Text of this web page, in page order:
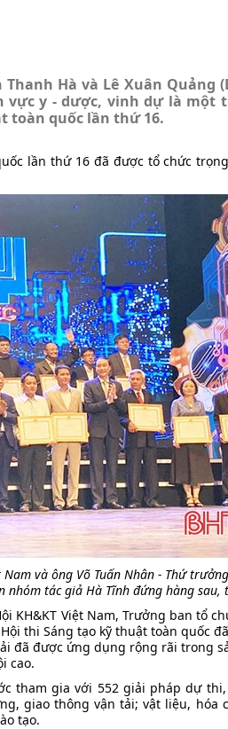
Hà và Lê Xuân Quảng
y - dược, vinh dự là một
toàn quốc lần thứ 16.
lần thứ 16 đã được tổ chức
và ông Võ Tuấn Nhân - Thứ
tác giả Hà Tĩnh đứng hàng sau,
KH&KT Việt Nam, Trưởng ban tổ
thi Sáng tạo kỹ thuật toàn quốc
đã được ứng dụng rộng rãi trong
cao.
tham gia với 552 giải pháp dự
giao thông vận tải; vật liệu, hóa
tạo.